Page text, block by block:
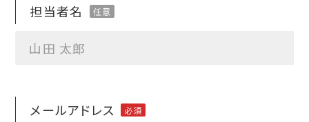
担当者名
メールアドレス